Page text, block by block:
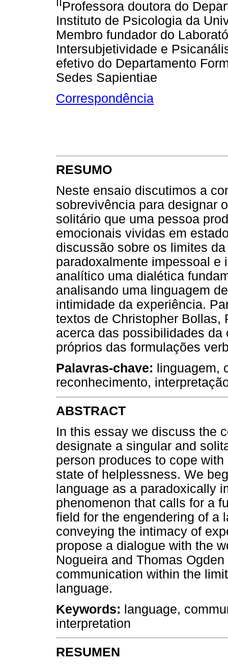
Professora doutora do
Instituto de Psicologia da
Membro fundador do
Intersubjetividade e
efetivo do Departamento
Sedes Sapientiae
Correspondência
RESUMO
Neste ensaio discutimos a
sobrevivência para designar
solitário que uma pessoa
emocionais vividas em
discussão sobre os limites
paradoxalmente impessoal e
analítico uma dialética
analisando uma linguagem
intimidade da experiência.
textos de Christopher Bollas,
acerca das possibilidades
próprios das formulações
Palavras-chave: linguagem,
reconhecimento,
ABSTRACT
In this essay we discuss the
designate a singular and
person produces to cope
state of helplessness. We
language as a paradoxically
phenomenon that calls for a
field for the engendering of a
conveying the intimacy of
propose a dialogue with the
Nogueira and Thomas
communication within the
language.
Keywords: language,
interpretation
RESUMEN